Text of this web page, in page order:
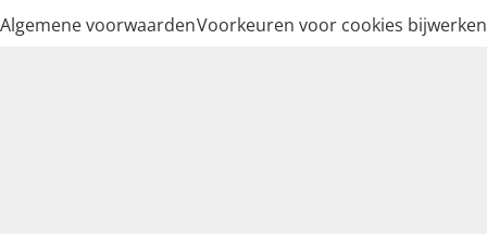
Algemene voorwaardenVoorkeuren voor cookies bijwerken